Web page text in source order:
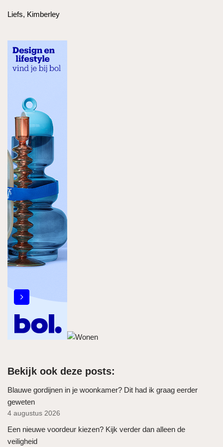
Liefs, Kimberley
Bekijk ook deze posts:
Blauwe gordijnen in je woonkamer? Dit had ik graag eerder
geweten
4 augustus 2026
Een nieuwe voordeur kiezen? Kijk verder dan alleen de
veiligheid